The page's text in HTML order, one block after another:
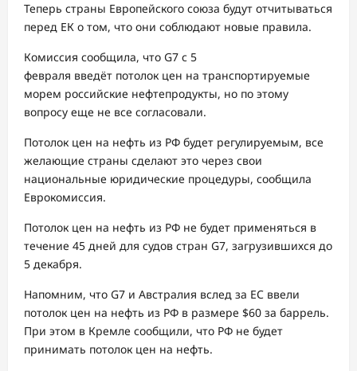
Теперь страны Европейского союза будут отчитываться
перед ЕК о том, что они соблюдают новые правила.
Комиссия сообщила, что G7 с 5
февраля введёт потолок цен на транспортируемые
морем российские нефтепродукты, но по этому
вопросу еще не все согласовали.
Потолок цен на нефть из РФ будет регулируемым, все
желающие страны сделают это через свои
национальные юридические процедуры, сообщила
Еврокомиссия.
Потолок цен на нефть из РФ не будет применяться в
течение 45 дней для судов стран G7, загрузившихся до
5 декабря.
Напомним, что G7 и Австралия вслед за ЕС ввели
потолок цен на нефть из РФ в размере $60 за баррель.
При этом в Кремле сообщили, что РФ не будет
принимать потолок цен на нефть.